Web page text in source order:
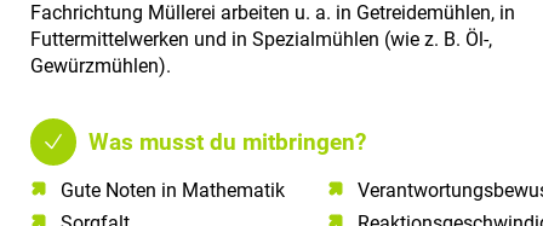
Fachrichtung Müllerei arbeiten u. a. in Getreidemühlen, in
Futtermittelwerken und in Spezialmühlen (wie z. B. Öl-,
Gewürzmühlen).
Was musst du mitbringen?
Gute Noten in Mathematik​